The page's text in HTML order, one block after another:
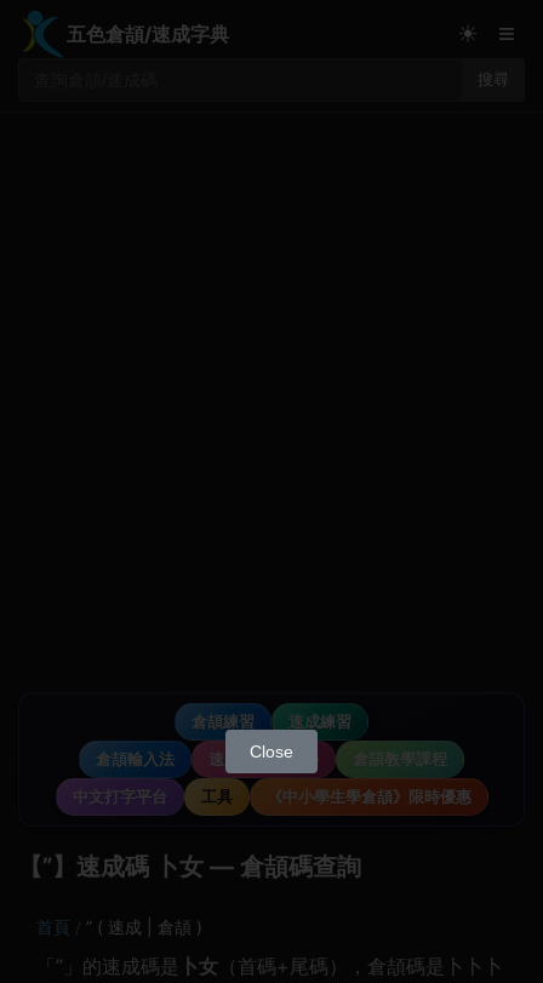
五色倉頡/速成字典
搜尋
☀ ≡
倉頡練習
速成練習
倉頡輸入法
速成輸入法教學
倉頡教學課程
中文打字平台
工具 《中小學生學倉頡》限時優惠
【”】速成碼 卜女 — 倉頡碼查詢
首頁 ” ( 速成 | 倉頡 )
「”」的速成碼是 卜女 （首碼+尾碼），倉頡碼是卜卜卜
Close